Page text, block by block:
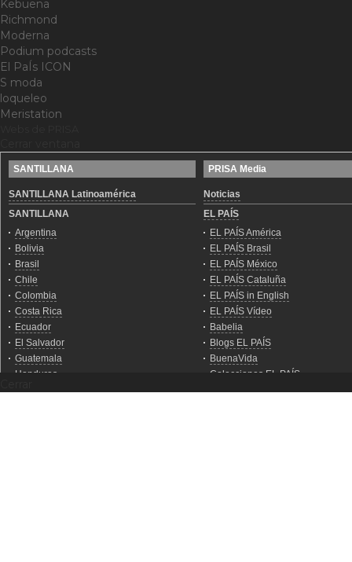
Kebuena
Richmond
Moderna
Podium podcasts
El PaÍs ICON
S moda
loqueleo
Meristation